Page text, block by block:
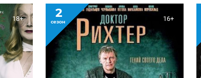
18+ 2
сезон 16+